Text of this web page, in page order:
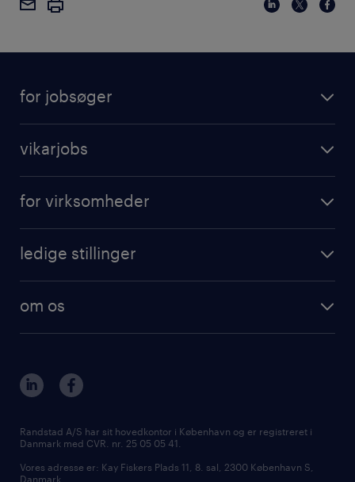
for jobsøger
vikarjobs
for virksomheder
ledige stillinger
om os
Randstad A/S har sit hovedkontor i København og er registreret i
Danmark med CVR. nr. 25 05 05 41.
Vores adresse er: Kay Fiskers Plads 11, 8. sal, 2300 København S,
Danmark.